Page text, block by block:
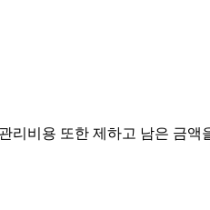
리비용 또한 제하고 남은 금액